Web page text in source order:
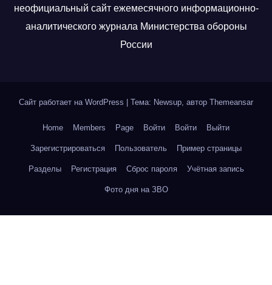
неофициальный сайт ежемесячного информационно-
аналитического журнала Министерства обороны
России
Сайт работает на WordPress Тема: Newsup, автор Themeansar
Home Members Page Войти Войти Выйти
Зарегистрироваться Пользователь Пример страницы
Разделы Регистрация Сброс пароля Учётная запись
Фото дня на ЗВО